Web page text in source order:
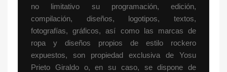
no limitativo su programación, edición,
compilación, diseños, logotipos, textos,
fotografías, gráficos, así como las marcas de
ropa y diseños propios de estilo rockero
expuestos, son propiedad exclusiva de Yosu
Prieto Giraldo o, en su caso, se dispone de